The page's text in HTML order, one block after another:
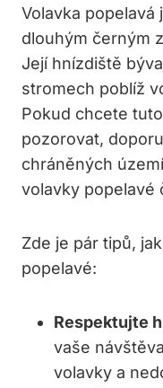
Volavka popelavá
dlouhým černým
Její hnízdiště
stromech⁢ poblíž
Pokud chcete
pozorovat,
chráněných
volavky popelavé‍
Zde je pár tipů,
popelavé:
Respektujte‌
vaše
volavky a⁣